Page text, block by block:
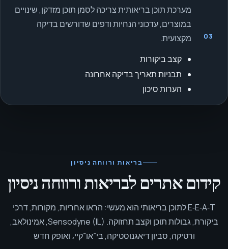
03
מערכת תוכן בריאותית צריכה לסמן תוכן מזדקן, שינויים
במוצרים, עדכוני הנחיות ודפים שדורשים בדיקה
מקצועית.
קצב ביקורות
תבניות תאריך בדיקה אחרונה
הערות סיכון
בריאות ורווחה ניסיון
קידום אתרים לבריאות ורווחה ניסיון
E‑E‑A‑T לתוכן בריאותי הוא מעשי: הראו אחריות, מקורות, דרכי
ביקורת, גבולות תוכן וקצב תחזוקה.
Sensodyne (IL), אמינולאב,
ורטיקה, סביון דיאגנוסטיקה, בי־או־קיי، ואופק חדש